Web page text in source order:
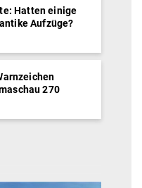
Hatten einige
Aufzüge?
270